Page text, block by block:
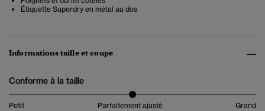
Étiquette Superdry en métal au dos
Informations taille et coupe
Conforme à la taille
Petit Parfaitement ajusté Grand